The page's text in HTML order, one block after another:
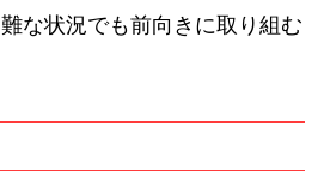
な状況でも前向きに取り組む